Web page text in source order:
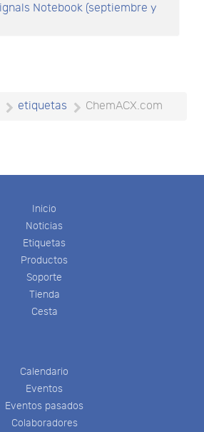
Notebook (septiembre y
etiquetas ChemACX.com
Inicio
Noticias
Etiquetas
Productos
Soporte
Tienda
Cesta
Calendario
Eventos
Eventos pasados
Colaboradores